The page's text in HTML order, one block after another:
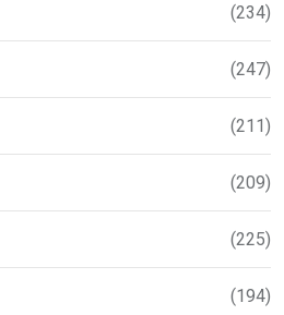
(234)
(247)
(211)
(209)
(225)
(194)